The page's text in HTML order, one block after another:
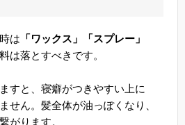
は 「ワックス」「スプレー」
は落とすべきです。
すと、寝癖がつきやすい上に
せん。髪全体が油っぽくなり、
がります。